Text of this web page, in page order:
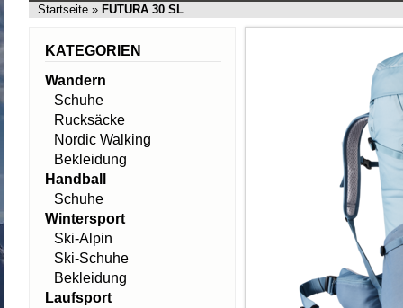
Startseite » FUTURA 30 SL
KATEGORIEN
Wandern
Schuhe
Rucksäcke
Nordic Walking
Bekleidung
Handball
Schuhe
Wintersport
Ski-Alpin
Ski-Schuhe
Bekleidung
Laufsport